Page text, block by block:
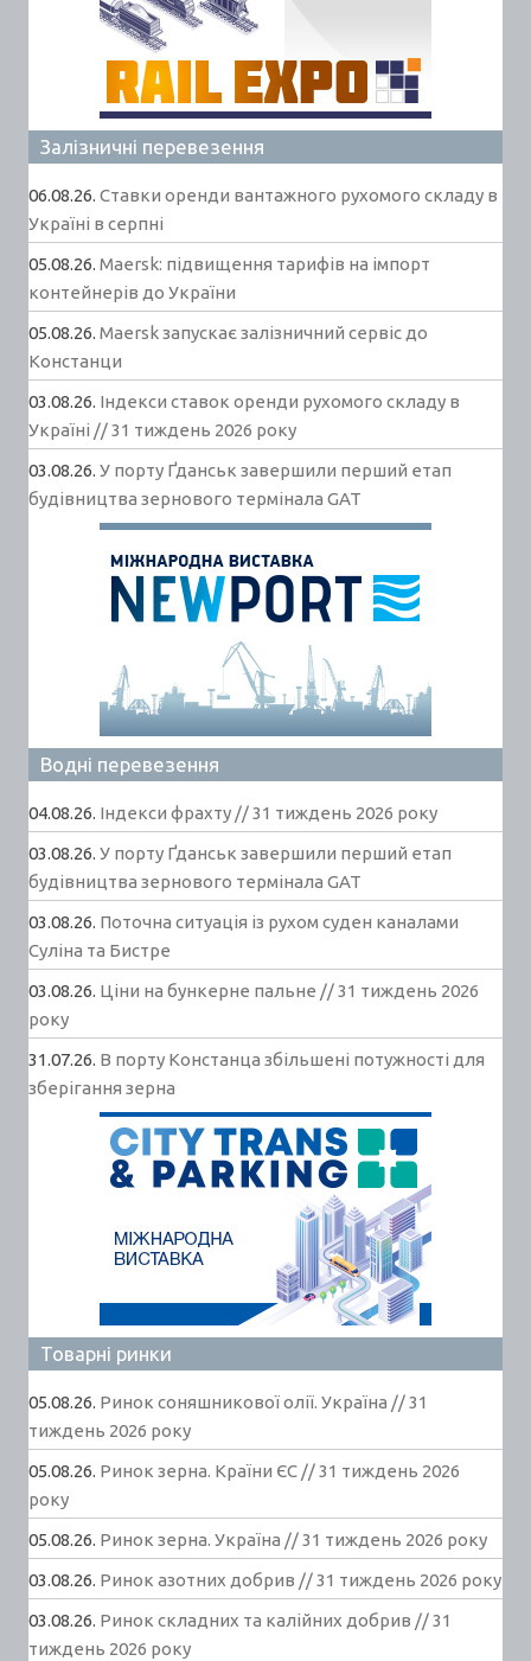
Залізничні перевезення
06.08.26. Ставки оренди вантажного рухомого складу в
Україні в серпні
05.08.26. Maersk: підвищення тарифів на імпорт
контейнерів до України
05.08.26. Maersk запускає залізничний сервіс до
Констанци
03.08.26. Індекси ставок оренди рухомого складу в
Україні // 31 тиждень 2026 року
03.08.26. У порту Ґданськ завершили перший етап
будівництва зернового термінала GAT
Водні перевезення
04.08.26. Індекси фрахту // 31 тиждень 2026 року
03.08.26. У порту Ґданськ завершили перший етап
будівництва зернового термінала GAT
03.08.26. Поточна ситуація із рухом суден каналами
Суліна та Бистре
03.08.26. Ціни на бункерне пальне // 31 тиждень 2026
року
31.07.26. В порту Констанца збільшені потужності для
зберігання зерна
Товарні ринки
05.08.26. Ринок соняшникової олії. Україна // 31
тиждень 2026 року
05.08.26. Ринок зерна. Країни ЄС // 31 тиждень 2026
року
05.08.26. Ринок зерна. Україна // 31 тиждень 2026 року
03.08.26. Ринок азотних добрив // 31 тиждень 2026 року
03.08.26. Ринок складних та калійних добрив // 31
тиждень 2026 року